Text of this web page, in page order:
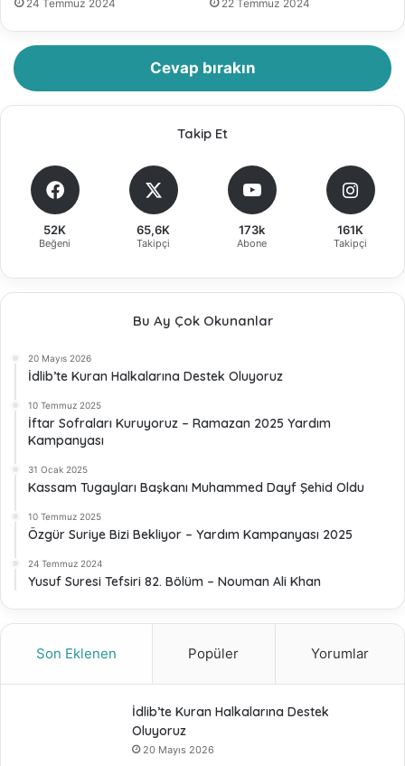
24 Temmuz 2024 22 Temmuz 2024
Cevap bırakın
Takip Et
52K
Beğeni
65,6K
Takipçi
173k
Abone
161K
Takipçi
Bu Ay Çok Okunanlar
20 Mayıs 2026
İdlib’te Kuran Halkalarına Destek Oluyoruz
10 Temmuz 2025
İftar Sofraları Kuruyoruz – Ramazan 2025 Yardım
Kampanyası
31 Ocak 2025
Kassam Tugayları Başkanı Muhammed Dayf Şehid Oldu
10 Temmuz 2025
Özgür Suriye Bizi Bekliyor – Yardım Kampanyası 2025
24 Temmuz 2024
Yusuf Suresi Tefsiri 82. Bölüm – Nouman Ali Khan
Son Eklenen Popüler Yorumlar
İdlib’te Kuran Halkalarına Destek
Oluyoruz
20 Mayıs 2026